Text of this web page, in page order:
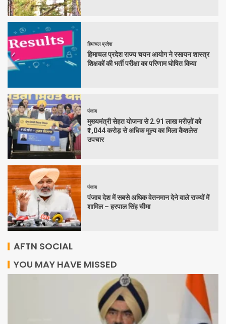
हिमाचल प्रदेश
हिमाचल प्रदेश राज्य चयन आयोग ने रसायन शास्त्र
शिक्षकों की भर्ती परीक्षा का परिणाम घोषित किया
पंजाब
मुख्यमंत्री सेहत योजना से 2.91 लाख मरीज़ों को
₹1,044 करोड़ से अधिक मूल्य का मिला कैशलेस
उपचार
पंजाब
पंजाब देश में सबसे अधिक वेतनमान देने वाले राज्यों में
शामिल – हरपाल सिंह चीमा
AFTN SOCIAL
YOU MAY HAVE MISSED